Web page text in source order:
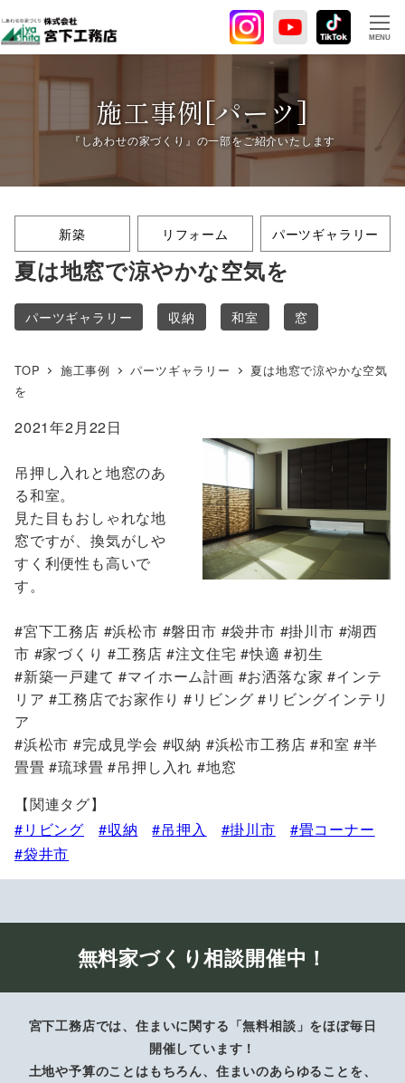
イ
ン
へ
MENU
施工事例[パーツ]
新築 リフォーム パーツギャラリー
夏は地窓で涼やかな空気を
パーツギャラリー 収納 和室 窓
TOP 施工事例 パーツギャラリー
夏は地窓で涼やかな空気
を
2021年2月22日
吊押し入れと地窓のあ
る和室。
見た目もおしゃれな地
窓ですが、換気がしや
すく利便性も高いで
す。
#宮下工務店 #浜松市 #磐田市 #袋井市 #掛川市 #湖西
市 #家づくり #工務店 #注文住宅 #快適 #初生
#新築一戸建て #マイホーム計画 #お洒落な家 #インテ
リア #工務店でお家作り #リビング #リビングインテリ
ア
#浜松市 #完成見学会 #収納 #浜松市工務店 #和室 #半
畳畳 #琉球畳 #吊押し入れ #地窓
【関連タグ】
リビング
収納 吊押入 掛川市
畳コーナー
袋井市
無料家づくり相談開催中！
宮下工務店では、住まいに関する「無料相談」をほぼ毎日
開催しています！
土地や予算のことはもちろん、住まいのあらゆることを、